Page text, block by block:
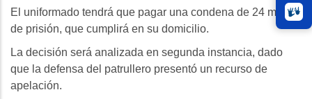
El uniformado tendrá que pagar una condena de 24 meses
de prisión, que cumplirá en su domicilio.
La decisión será analizada en segunda instancia, dado
que la defensa del patrullero presentó un recurso de
apelación.